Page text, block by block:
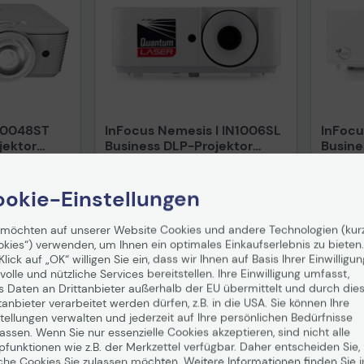
ab 5,99 €
InFocus Nemesis I IN1006SL
Business DLP-Projektor
579,90 €
inkl. MwSt. zzgl.Versand ab5,99 €
In den Warenkorb
Hinweis
inkl.
Einstellungen
auf unserer Website Cookies und andere Technologien
verwenden, um Ihnen ein optimales Einkaufserlebnis zu bieten.
auf „OK“ willigen Sie ein, dass wir Ihnen auf Basis Ihrer
und nützliche Services bereitstellen. Ihre Einwilligung umfasst,
Daten an Drittanbieter außerhalb der EU übermittelt und durch
verarbeitet werden dürfen, z.B. in die USA. Sie können Ihre
verwalten und jederzeit auf Ihre persönlichen Bedürfnisse
Wenn Sie nur essenzielle Cookies akzeptieren, sind nicht alle
wie z.B. der Merkzettel verfügbar. Daher entscheiden Sie,